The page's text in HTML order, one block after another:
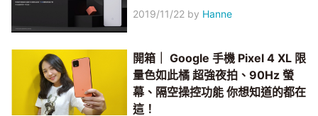
2019/11/22 by Hanne
開箱｜ Google 手機 Pixel 4 XL 限
量色如此橘 超強夜拍、90Hz 螢
幕、隔空操控功能 你想知道的都在
這！